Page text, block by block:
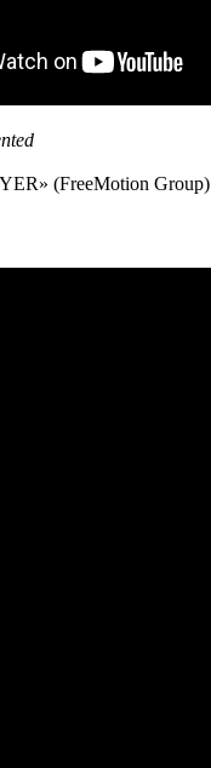
(FreeMotion Group)